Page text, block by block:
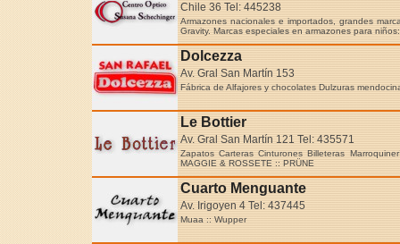
Chile 36 Tel: 445238
Armazones nacionales e importados, grandes
Gravity. Marcas especiales en armazones para
Dolcezza
Av. Gral San Martín 153
Fábrica de Alfajores y chocolates Dulzuras
Le Bottier
Av. Gral San Martín 121 Tel: 435571
Zapatos Carteras Cinturones Billeteras
MAGGIE & ROSSETE :: PRÜNE
Cuarto Menguante
Av. Irigoyen 4 Tel: 437445
Muaa :: Wupper